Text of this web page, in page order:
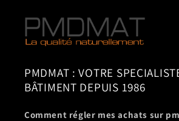
PMDMAT : VOTRE
BÂTIMENT DEPUIS 1986
Comment régler mes achats sur